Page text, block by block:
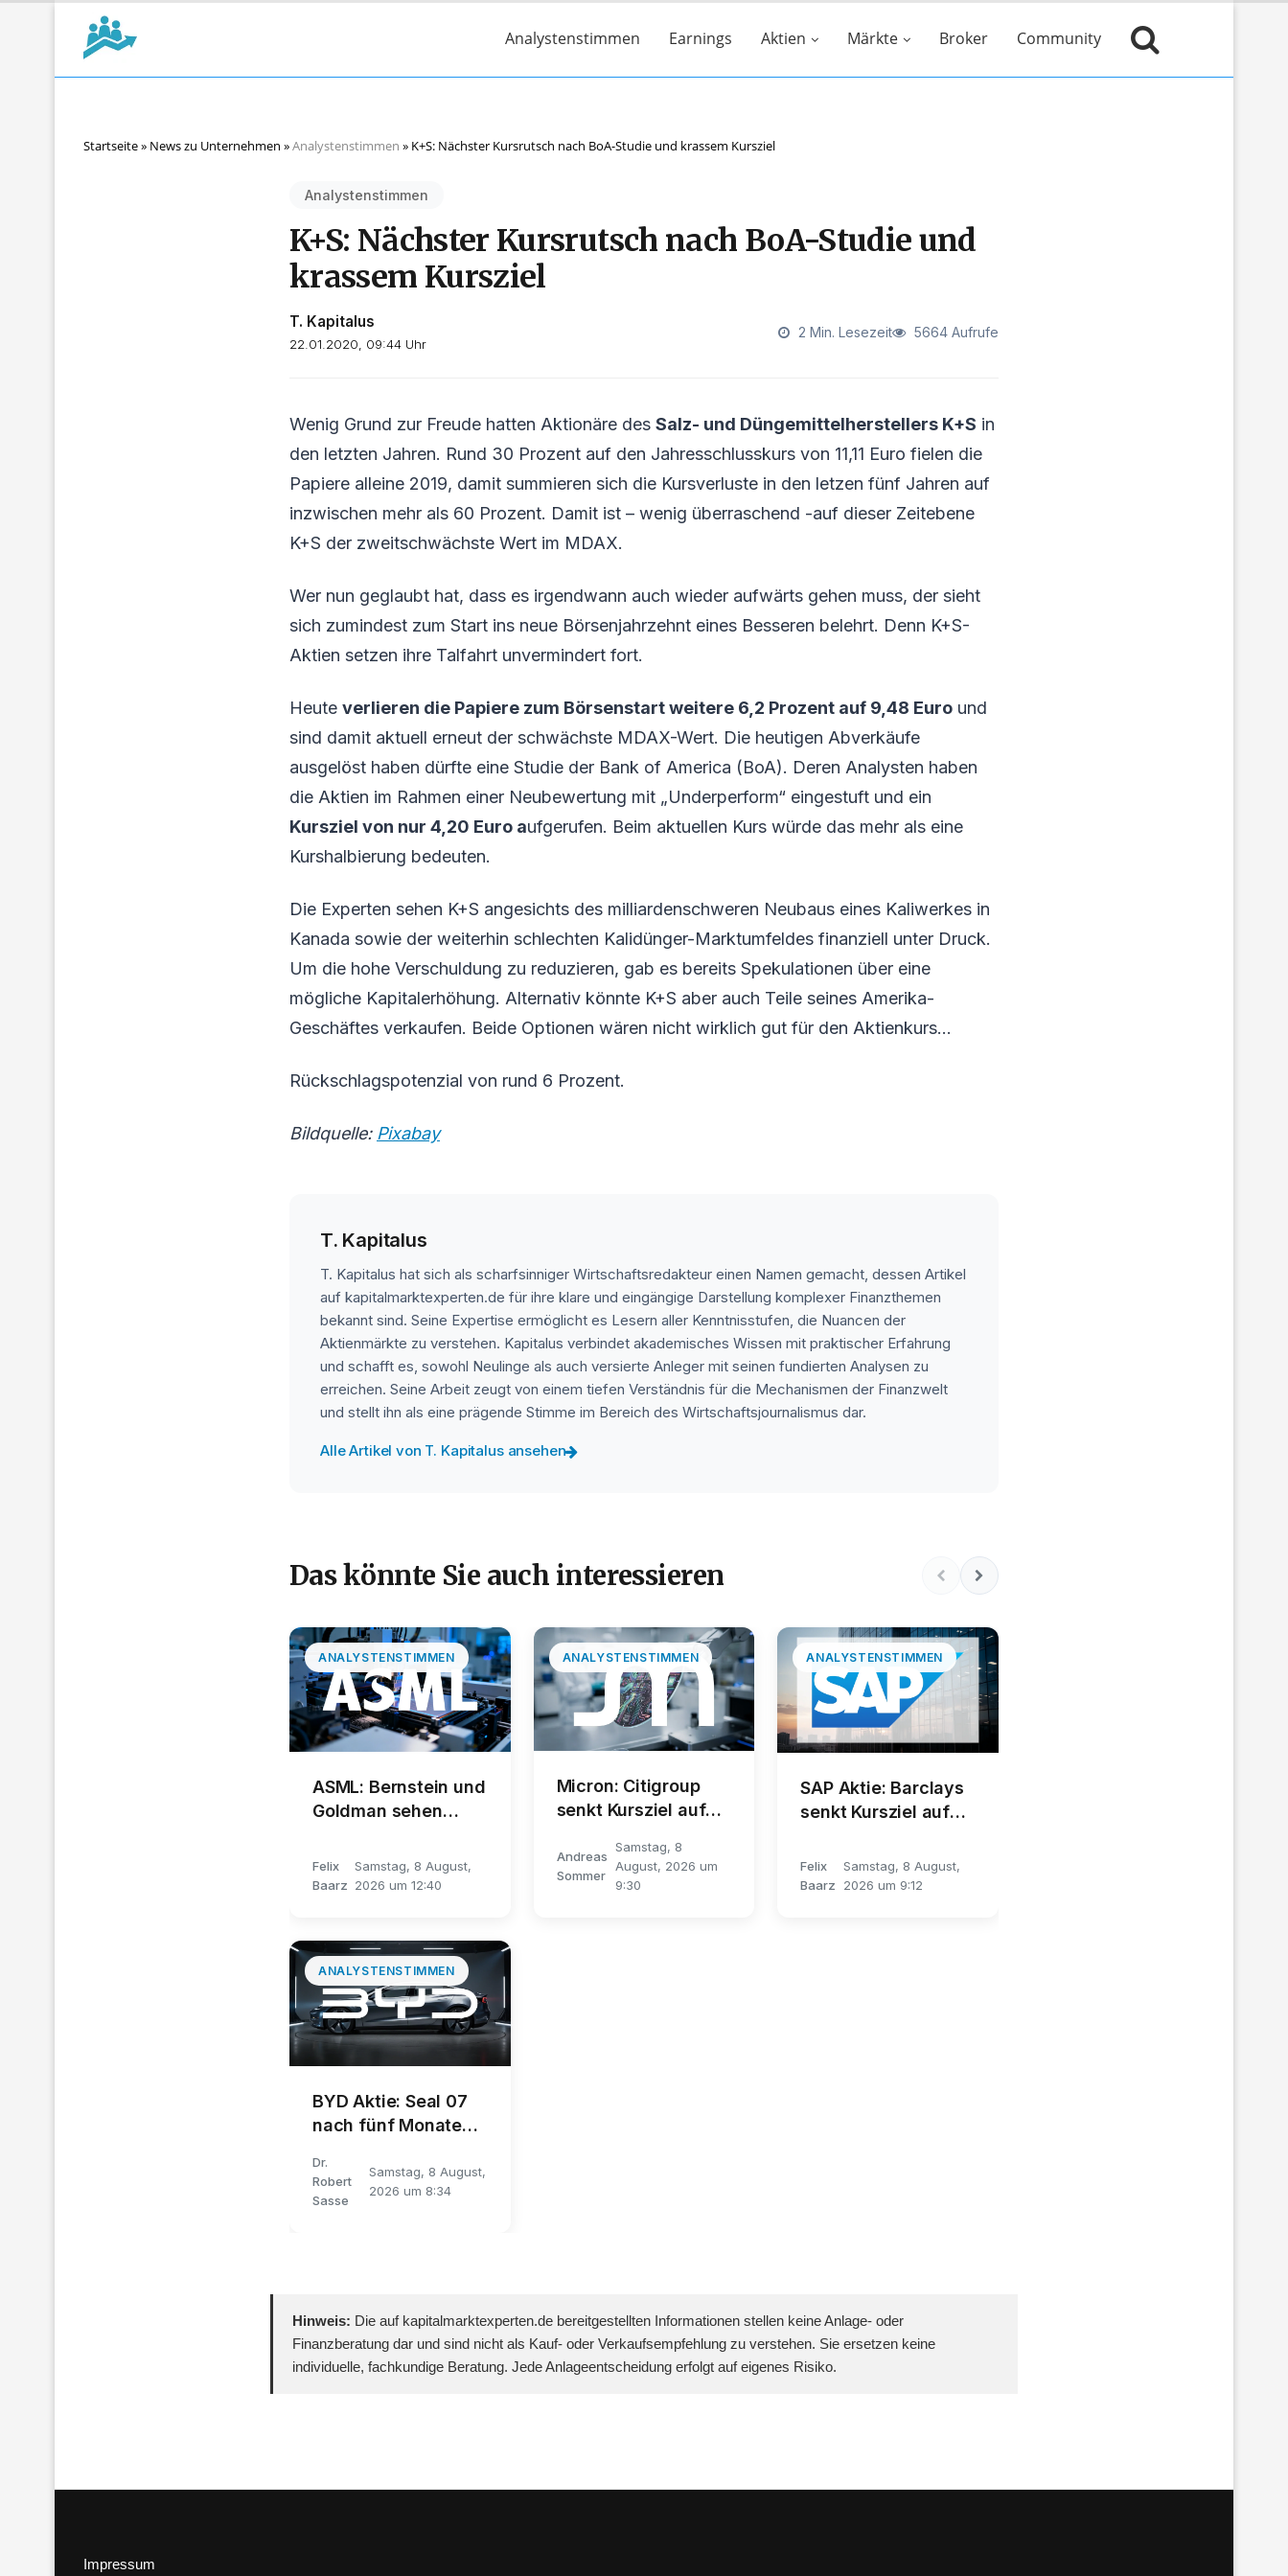
Analystenstimmen Earnings Aktien Märkte Broker Community
Startseite» News zu Unternehmen »Analystenstimmen » K+S: Nächster Kursrutsch nach BoA-Studie und krassem Kursziel
Analystenstimmen
K+S: Nächster Kursrutsch nach BoA-Studie und
krassem Kursziel
T. Kapitalus
22.01.2020, 09:44 Uhr
2 Min. Lesezeit 5664 Aufrufe
Wenig Grund zur Freude hatten Aktionäre des Salz- und Düngemittelherstellers K+S in
den letzten Jahren. Rund 30 Prozent auf den Jahresschlusskurs von 11,11 Euro fielen die
Papiere alleine 2019, damit summieren sich die Kursverluste in den letzen fünf Jahren auf
inzwischen mehr als 60 Prozent. Damit ist – wenig überraschend -auf dieser Zeitebene
K+S der zweitschwächste Wert im MDAX.
Wer nun geglaubt hat, dass es irgendwann auch wieder aufwärts gehen muss, der sieht
sich zumindest zum Start ins neue Börsenjahrzehnt eines Besseren belehrt. Denn K+S-
Aktien setzen ihre Talfahrt unvermindert fort.
Heute verlieren die Papiere zum Börsenstart weitere 6,2 Prozent auf 9,48 Euro und
sind damit aktuell erneut der schwächste MDAX-Wert. Die heutigen Abverkäufe
ausgelöst haben dürfte eine Studie der Bank of America (BoA). Deren Analysten haben
die Aktien im Rahmen einer Neubewertung mit „Underperform“ eingestuft und ein
Kursziel von nur 4,20 Euro aufgerufen. Beim aktuellen Kurs würde das mehr als eine
Kurshalbierung bedeuten.
Die Experten sehen K+S angesichts des milliardenschweren Neubaus eines Kaliwerkes in
Kanada sowie der weiterhin schlechten Kalidünger-Marktumfeldes finanziell unter Druck.
Um die hohe Verschuldung zu reduzieren, gab es bereits Spekulationen über eine
mögliche Kapitalerhöhung. Alternativ könnte K+S aber auch Teile seines Amerika-
Geschäftes verkaufen. Beide Optionen wären nicht wirklich gut für den Aktienkurs…
Rückschlagspotenzial von rund 6 Prozent.
Bildquelle: Pixabay
T. Kapitalus
T. Kapitalus hat sich als scharfsinniger Wirtschaftsredakteur einen Namen gemacht, dessen Artikel
auf kapitalmarktexperten.de für ihre klare und eingängige Darstellung komplexer Finanzthemen
bekannt sind. Seine Expertise ermöglicht es Lesern aller Kenntnisstufen, die Nuancen der
Aktienmärkte zu verstehen. Kapitalus verbindet akademisches Wissen mit praktischer Erfahrung
und schafft es, sowohl Neulinge als auch versierte Anleger mit seinen fundierten Analysen zu
erreichen. Seine Arbeit zeugt von einem tiefen Verständnis für die Mechanismen der Finanzwelt
und stellt ihn als eine prägende Stimme im Bereich des Wirtschaftsjournalismus dar.
Alle Artikel von T. Kapitalus ansehen
Das könnte Sie auch interessieren
ANALYSTENSTIMMEN
ASML: Bernstein und
Goldman sehen
Felix
Baarz
Samstag, 8 August,
2026 um 12:40
ANALYSTENSTIMMEN
Micron: Citigroup
senkt Kursziel auf
Andreas
Sommer
Samstag, 8
August, 2026 um
9:30
ANALYSTENSTIMMEN
SAP Aktie: Barclays
senkt Kursziel auf
Felix
Baarz
Samstag, 8 August,
2026 um 9:12
ANALYSTENSTIMMEN
BYD Aktie: Seal 07
nach fünf Monaten
Dr.
Robert
Sasse
Samstag, 8 August,
2026 um 8:34
Hinweis: Die auf kapitalmarktexperten.de bereitgestellten Informationen stellen keine Anlage- oder
Finanzberatung dar und sind nicht als Kauf- oder Verkaufsempfehlung zu verstehen. Sie ersetzen keine
individuelle, fachkundige Beratung. Jede Anlageentscheidung erfolgt auf eigenes Risiko.
Impressum